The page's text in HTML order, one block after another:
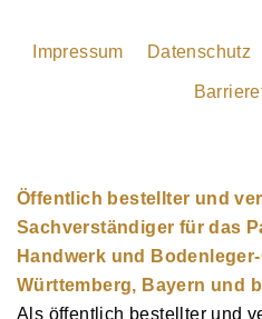
Impressum Datenschutz
Öffentlich bestellter und
Sachverständiger für das
Handwerk und
Württemberg, Bayern und
Als öffentlich bestellter und